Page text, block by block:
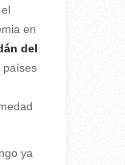
en
del
países
ya